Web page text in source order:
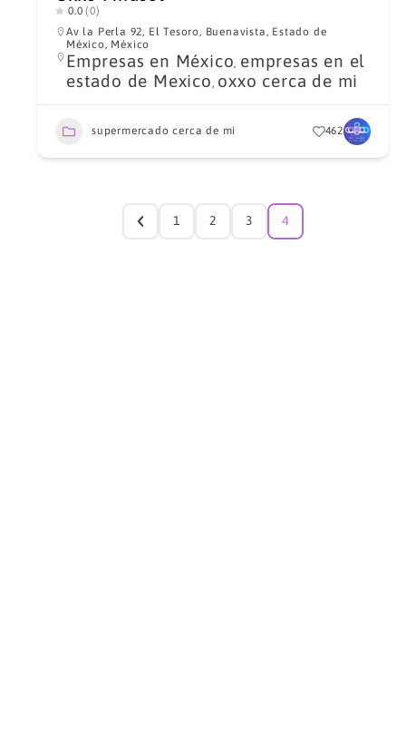
0.0 (0)
Av la Perla 92, El Tesoro, Buenavista, Estado de
México, México
Empresas en México, empresas en el
estado de Mexico, oxxo cerca de mi
supermercado cerca de mi 462
1 2 3 4